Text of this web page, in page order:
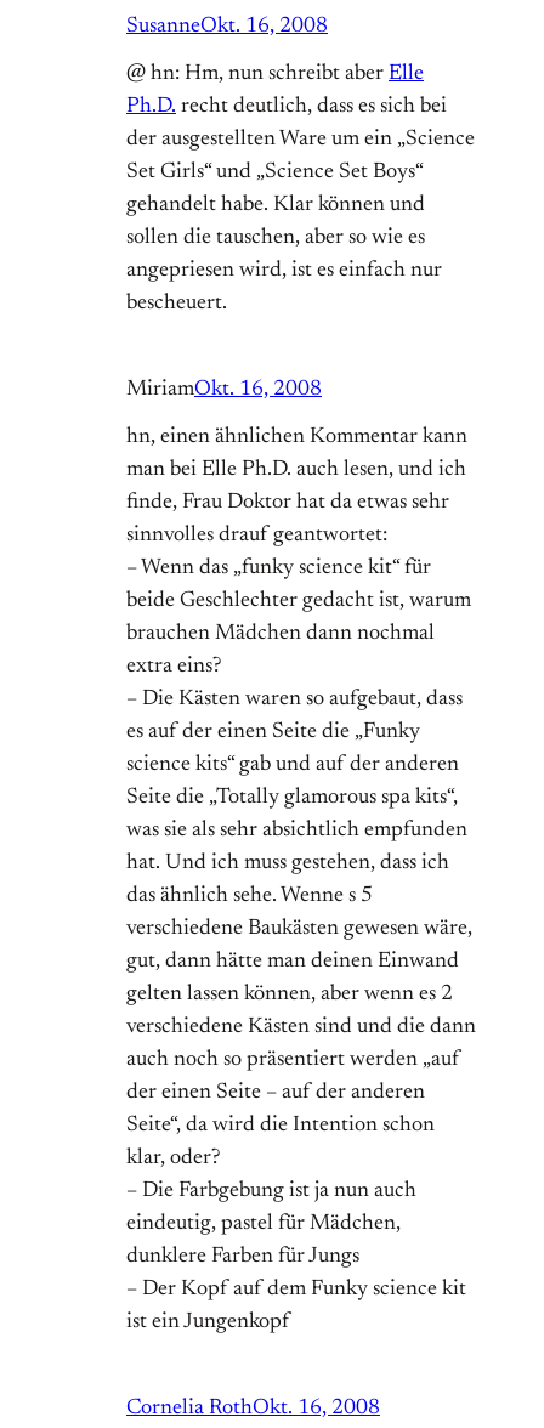
SusanneOkt. 16, 2008
@ hn: Hm, nun schreibt aber Elle
Ph.D. recht deutlich, dass es sich bei
der ausgestellten Ware um ein „Science
Set Girls“ und „Science Set Boys“
gehandelt habe. Klar können und
sollen die tauschen, aber so wie es
angepriesen wird, ist es einfach nur
bescheuert.
MiriamOkt. 16, 2008
hn, einen ähnlichen Kommentar kann
man bei Elle Ph.D. auch lesen, und ich
finde, Frau Doktor hat da etwas sehr
sinnvolles drauf geantwortet:
– Wenn das „funky science kit“ für
beide Geschlechter gedacht ist, warum
brauchen Mädchen dann nochmal
extra eins?
– Die Kästen waren so aufgebaut, dass
es auf der einen Seite die „Funky
science kits“ gab und auf der anderen
Seite die „Totally glamorous spa kits“,
was sie als sehr absichtlich empfunden
hat. Und ich muss gestehen, dass ich
das ähnlich sehe. Wenne s 5
verschiedene Baukästen gewesen wäre,
gut, dann hätte man deinen Einwand
gelten lassen können, aber wenn es 2
verschiedene Kästen sind und die dann
auch noch so präsentiert werden „auf
der einen Seite – auf der anderen
Seite“, da wird die Intention schon
klar, oder?
– Die Farbgebung ist ja nun auch
eindeutig, pastel für Mädchen,
dunklere Farben für Jungs
– Der Kopf auf dem Funky science kit
ist ein Jungenkopf
Cornelia RothOkt. 16, 2008